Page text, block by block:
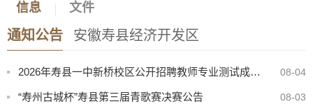
信息 文件
通知公告 安徽寿县经济开发区
【曝光·第104期】寿县这些人不戴头盔已被“抓拍”！
2026年寿县公开选调高中教师专业测试成绩公告
08-04
“寿州古城杯”寿县第三届青歌赛决赛公告 08-03